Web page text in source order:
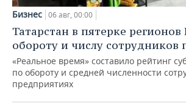
Бизнес 06 авг, 00:00
Татарстан в пятерке регионов
обороту и числу сотрудников
«Реальное время» составило рейтинг
по обороту и средней численности
предприятиях